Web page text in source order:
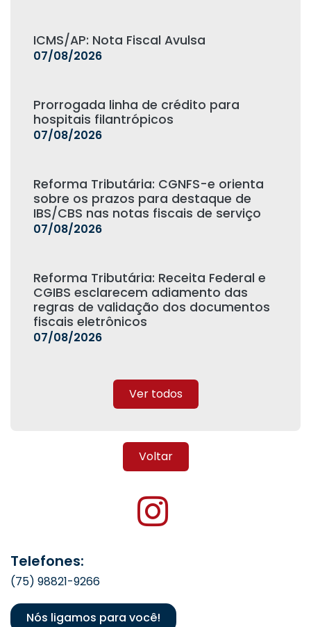
ICMS/AP: Nota Fiscal Avulsa
07/08/2026
Prorrogada linha de crédito para
hospitais filantrópicos
07/08/2026
Reforma Tributária: CGNFS-e orienta
sobre os prazos para destaque de
IBS/CBS nas notas fiscais de serviço
07/08/2026
Reforma Tributária: Receita Federal e
CGIBS esclarecem adiamento das
regras de validação dos documentos
fiscais eletrônicos
07/08/2026
Ver todos
Voltar
Telefones:
(75) 98821-9266
Nós ligamos para você!